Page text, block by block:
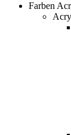
Farben